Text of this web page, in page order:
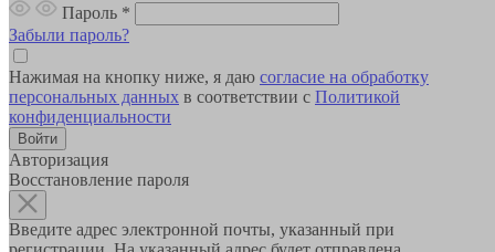
Пароль *
Забыли пароль?
Нажимая на кнопку ниже, я даю согласие на обработку
персональных данных в соответствии с Политикой
конфиденциальности
Авторизация
Восстановление пароля
Введите адрес электронной почты, указанный при